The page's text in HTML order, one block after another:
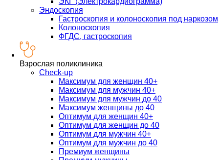
Эндоскопия
Гастроскопия и колоноскопия под наркозом
Колоноскопия
ФГДС, гастроскопия
Взрослая поликлиника
Check-up
Максимум для женщин 40+
Максимум для мужчин 40+
Максимум для мужчин до 40
Максимум женщины до 40
Оптимум для женщин 40+
Оптимум для женщин до 40
Оптимум для мужчин 40+
Оптимум для мужчин до 40
Премиум женщины